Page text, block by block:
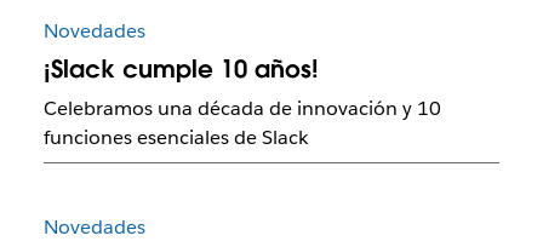
Novedades
¡Slack cumple 10 años!
Celebramos una década de innovación y 10
funciones esenciales de Slack
Novedades